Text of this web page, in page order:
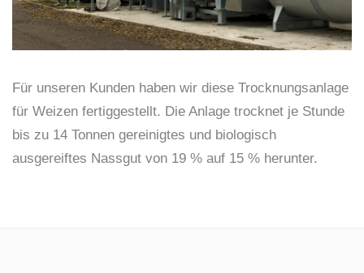
Für unseren Kunden haben wir diese Trocknungsanlage
für Weizen fertiggestellt. Die Anlage trocknet je Stunde
bis zu 14 Tonnen gereinigtes und biologisch
ausgereiftes Nassgut von 19 % auf 15 % herunter.